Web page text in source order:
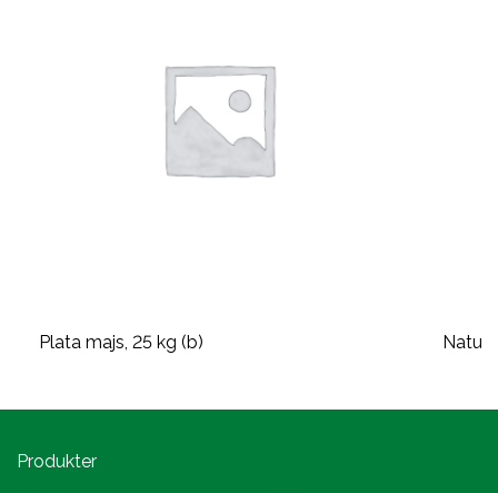
Plata majs, 25 kg (b)
Produkter